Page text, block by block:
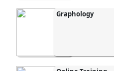
Graphology